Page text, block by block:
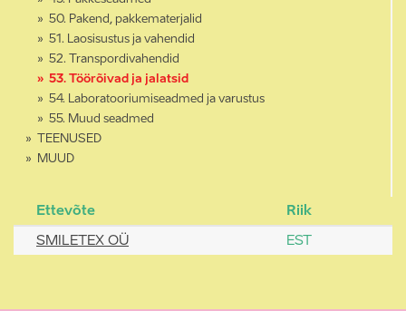
50. Pakend, pakkematerjalid
51. Laosisustus ja vahendid
52. Transpordivahendid
53. Töörõivad ja jalatsid
54. Laboratooriumiseadmed ja varustus
55. Muud seadmed
TEENUSED
MUUD
Ettevõte Riik
SMILETEX OÜ EST